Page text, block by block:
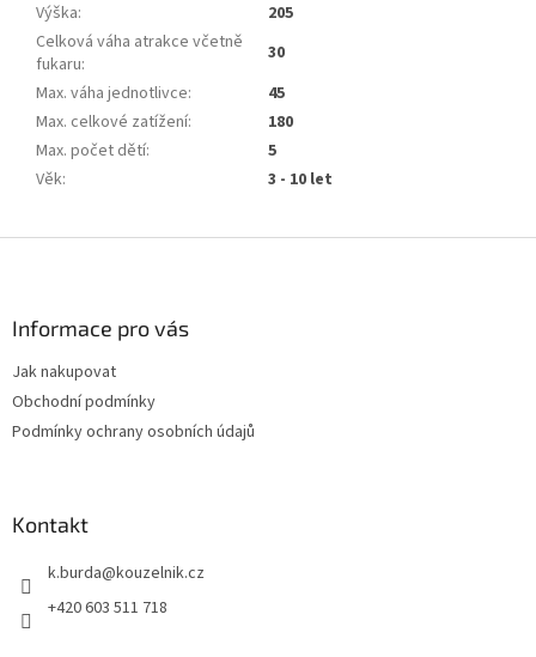
Výška:
205
Celková váha atrakce včetně
fukaru:
30
Max. váha jednotlivce:
45
Max. celkové zatížení:
180
Max. počet dětí:
5
Věk: 3 - 10 let
Informace pro vás
Jak nakupovat
Obchodní podmínky
Podmínky ochrany osobních údajů
Kontakt
k.burda@kouzelnik.cz
+420 603 511 718